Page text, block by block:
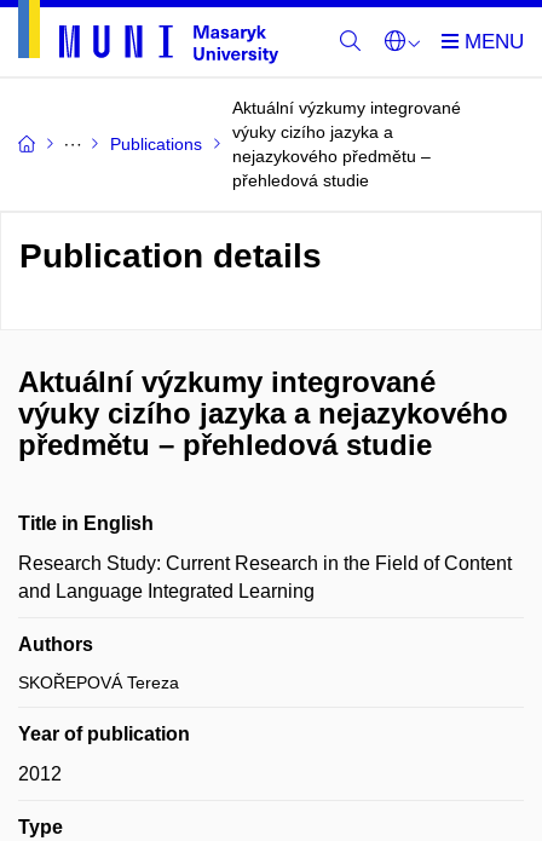
Publications
Aktuální výzkumy integrované
výuky cizího jazyka a
nejazykového předmětu –
přehledová studie
Publication details
Aktuální výzkumy integrované
výuky cizího jazyka a nejazykového
předmětu – přehledová studie
Title in English
Research Study: Current Research in the Field of Content
and Language Integrated Learning
Authors
SKOŘEPOVÁ Tereza
Year of publication
2012
Type